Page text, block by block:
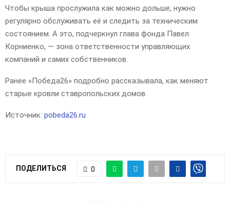
Чтобы крыша прослужила как можно дольше, нужно
регулярно обслуживать её и следить за техническим
состоянием. А это, подчеркнул глава фонда Павел
Корниенко, — зона ответственности управляющих
компаний и самих собственников.
Ранее «Победа26» подробно рассказывала, как меняют
старые кровли ставропольских домов.
Источник: pobeda26.ru
ПОДЕЛИТЬСЯ 0